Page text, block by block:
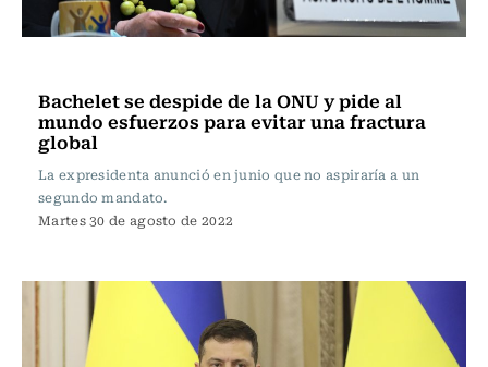
Bachelet se despide de la ONU y pide al
mundo esfuerzos para evitar una fractura
global
La expresidenta anunció en junio que no aspiraría a un
segundo mandato.
Martes 30 de agosto de 2022